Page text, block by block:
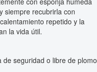
siempre recubrirla con
repetido y la
la vida útil.
seguridad o libre de plomo